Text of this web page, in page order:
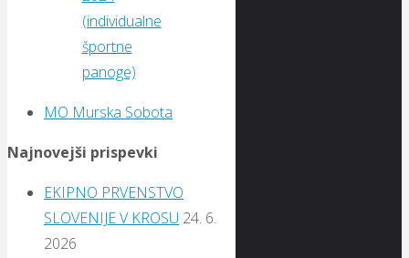
(individualne
športne
panoge)
MO Murska Sobota
Najnovejši prispevki
EKIPNO PRVENSTVO
SLOVENIJE V KROSU 24. 6.
2026